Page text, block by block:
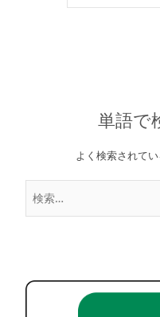
単語で
よく検索されて